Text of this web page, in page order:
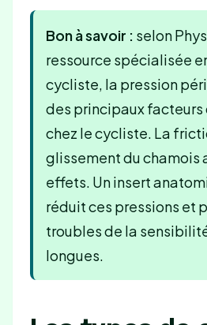
Bon à savoir : selon
ressource spécialisée
cycliste, la pression
des principaux facteurs
chez le cycliste. La
glissement du chamois
effets. Un insert
réduit ces pressions et
troubles de la
longues.